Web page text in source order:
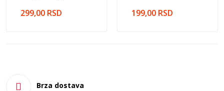
Prosečne nutritivne vrednosti u 100ml proizvoda
299,00 RSD
piće 25ml
199,00 RSD
Brza dostava